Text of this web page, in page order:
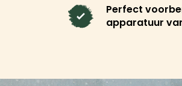
hier aan het juiste adres.
accessoires en
Perfect
apparatuur